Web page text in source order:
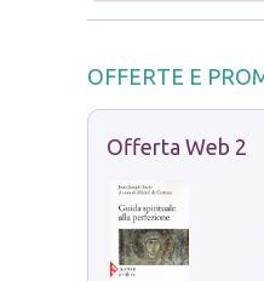
OFFERTE E
Offerta Web 2